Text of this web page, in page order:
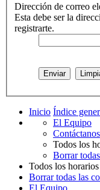
Dirección de correo
Esta debe ser la
registrarte.
Inicio Índice
El Equipo
Contáctanos
Todos los
Borrar
Todos los horarios
Borrar todas las
El Equipo